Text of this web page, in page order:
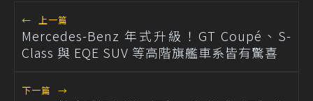
← 上一篇
Mercedes-Benz 年式升級！GT Coupé、S-
Class 與 EQE SUV 等高階旗艦車系皆有驚喜
下一篇 →